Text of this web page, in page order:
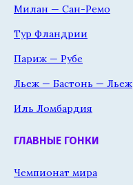
Милан — Сан-Ремо
Тур Фландрии
Париж — Рубе
Льеж — Бастонь — Льеж
Иль Ломбардия
ГЛАВНЫЕ ГОНКИ
Чемпионат мира